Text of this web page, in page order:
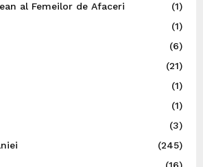
al Femeilor de Afaceri
(1)
(1)
(6)
(21)
(1)
(1)
(3)
(245)